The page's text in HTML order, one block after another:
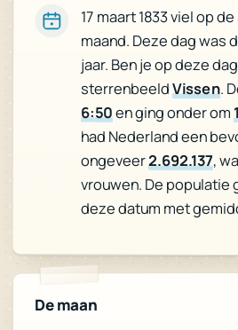
17 maart 1833 viel op
maand. Deze dag was
jaar. Ben je op deze
sterrenbeeldVissen.
6:50en ging onder om
had Nederland een
ongeveer2.692.137,
vrouwen. De populatie
deze datum met
De maan